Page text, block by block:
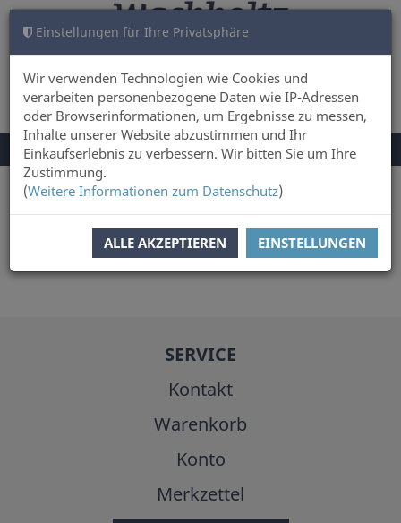
Einstellungen für Ihre Privatsphäre
Wir verwenden Technologien wie Cookies und
verarbeiten personenbezogene Daten wie IP-Adressen
oder Browserinformationen, um Ergebnisse zu messen,
Inhalte unserer Website abzustimmen und Ihr
Einkaufserlebnis zu verbessern. Wir bitten Sie um Ihre
Zustimmung.
(Weitere Informationen zum Datenschutz)
ALLE AKZEPTIEREN EINSTELLUNGEN
ANMELDEN WARENKORB 0
NAVIGATION
UMSCHALTEN
Menü
Sie sind hier:
Friedhelm Debus
SERVICE
Kontakt
Warenkorb
Konto
Merkzettel